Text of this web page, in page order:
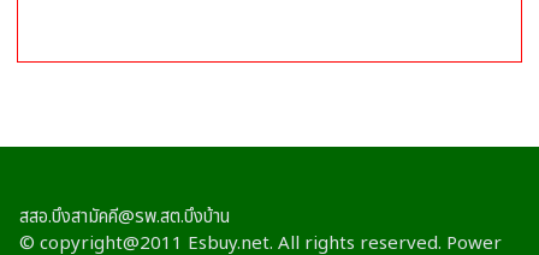
สสอ.บึงสามัคคี@รพ.สต.บึงบ้าน
© copyright@2011 Esbuy.net. All rights reserved. Power